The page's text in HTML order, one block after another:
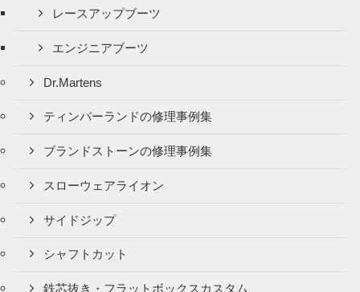
レースアップブーツ
エンジニアブーツ
Dr.Martens
ティンバーランドの修理事例集
ブランドストーンの修理事例集
スローウェアライオン
サイドジップ
シャフトカット
鉄芯抜き・フラットボックスカスタム